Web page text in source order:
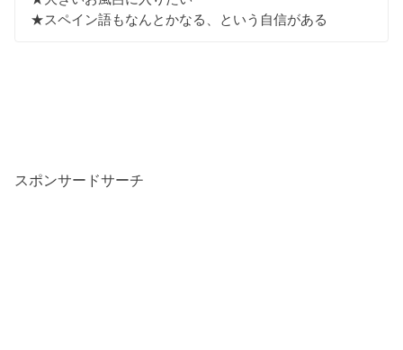
★スペイン語もなんとかなる、という自信がある
スポンサードサーチ